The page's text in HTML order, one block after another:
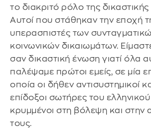
το διακριτό ρόλο της δικαστικής
Αυτοί που στάθηκαν την εποχή
υπερασπιστές των
κοινωνικών δικαιωμάτων.
σαν δικαστική ένωση γιατί όλα
παλέψαμε πρώτοι εμείς, σε μία
οποία οι δήθεν αντισυστημικοί
επίδοξοι σωτήρες του
κρυμμένοι στη βόλεψη και στην
τους.